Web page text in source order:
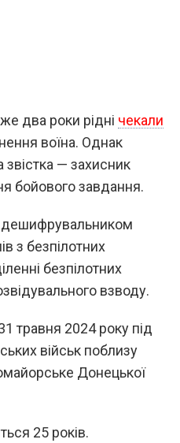
два роки рідні чекали
воїна. Однак
— захисник
бойового завдання.
дешифрувальником
з безпілотних
безпілотних
взводу.
травня 2024 року під
військ поблизу
Донецької
25 років.